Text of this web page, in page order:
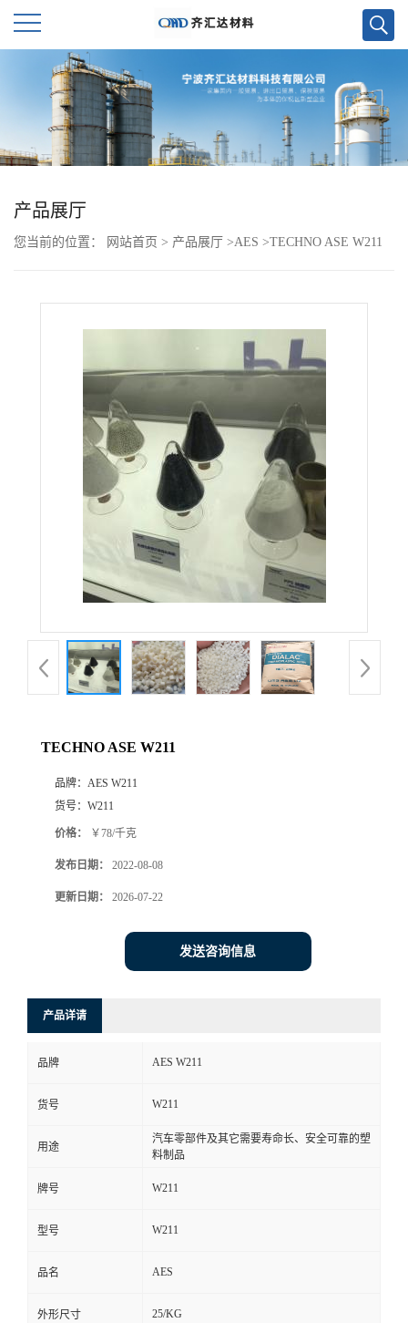
首
页
公
品
厅
系
言
产品展厅
您当前的位置： 网站首页 > 产品展厅 >AES >TECHNO ASE W211
TECHNO ASE W211
品牌： AES W211
货号： W211
价格： ￥78/千克
发布日期： 2022-08-08
更新日期： 2026-07-22
发送咨询信息
产品详请
品牌 AES W211
货号 W211
用途
汽车零部件及其它需要寿命长、安全可靠的塑
料制品
牌号 W211
型号 W211
品名 AES
外形尺寸 25/KG